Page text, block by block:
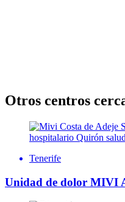
Otros centros
Tenerife
Unidad de dolor MIVI